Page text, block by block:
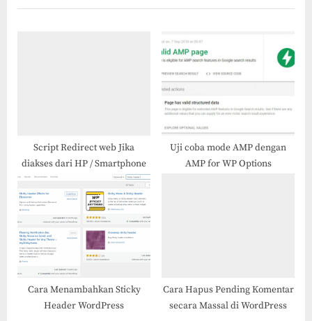
i
:
t
Script Redirect web Jika
diakses dari HP / Smartphone
Uji coba mode AMP dengan
AMP for WP Options
Cara Menambahkan Sticky
Header WordPress
Cara Hapus Pending Komentar
secara Massal di WordPress